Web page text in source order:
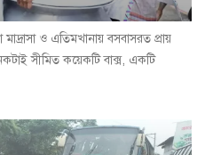
মাদ্রাসা ও এতিমখানায় বসবাসরত প্রায়
সীমিত কয়েকটি বাক্স, একটি